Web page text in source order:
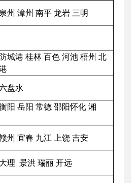
泉州 漳州 南平龙岩三明
防城港 桂林百色河池梧州 北
六盘水
阳 岳阳 常德邵阳怀化湘
州 宜春 九江上饶 吉安
大理 景洪瑞丽开远